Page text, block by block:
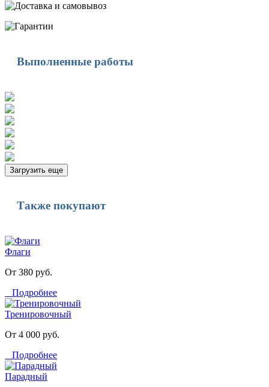
Выполненные работы
Загрузить еще
Также покупают
Флаги
От 380 руб.
Подробнее
Тренировочный
От 4 000 руб.
Подробнее
Парадный